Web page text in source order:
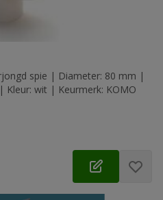
spie | Diameter: 80 mm |
Kleur: wit | Keurmerk: KOMO